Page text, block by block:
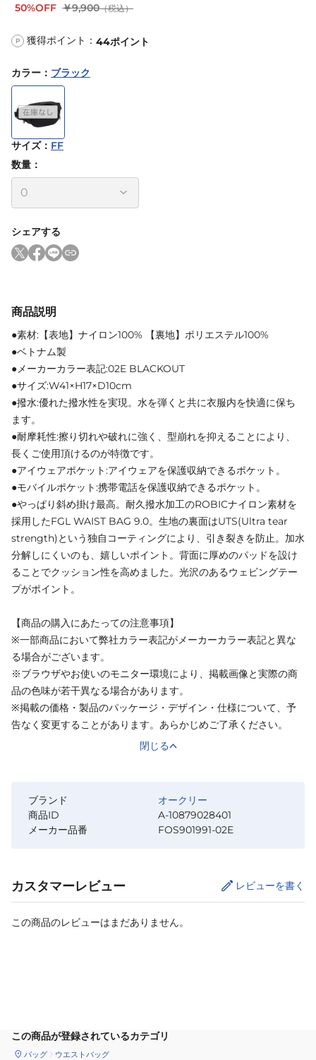
50%OFF ￥9,900（税込）
P 獲得ポイント： 44ポイント
カラー ： ブラック
サイズ： FF
数量：
シェアする
商品説明
●素材:【表地】ナイロン100% 【裏地】ポリエステル100%
●ベトナム製
●メーカーカラー表記:02E BLACKOUT
●サイズ:W41×H17×D10cm
●撥水:優れた撥水性を実現。水を弾くと共に衣服内を快適に保ち
ます。
●耐摩耗性:擦り切れや破れに強く、型崩れを抑えることにより、
長くご使用頂けるのが特徴です。
●アイウェアポケット:アイウェアを保護収納できるポケット。
●モバイルポケット:携帯電話を保護収納できるポケット。
●やっぱり斜め掛け最高。耐久撥水加工のROBICナイロン素材を
採用したFGL WAIST BAG 9.0。生地の裏面はUTS(Ultra tear
strength)という独自コーティングにより、引き裂きを防止。加水
分解しにくいのも、嬉しいポイント。背面に厚めのパッドを設け
ることでクッション性を高めました。光沢のあるウェビングテー
プがポイント。
【商品の購入にあたっての注意事項】
※一部商品において弊社カラー表記がメーカーカラー表記と異な
る場合がございます。
※ブラウザやお使いのモニター環境により、掲載画像と実際の商
品の色味が若干異なる場合があります。
※掲載の価格・製品のパッケージ・デザイン・仕様について、予
告なく変更することがあります。あらかじめご了承ください。
閉じる
ブランド
オークリー
商品ID
A-10879028401
メーカー品番
FOS901991-02E
カスタマーレビュー レビューを書く
この商品のレビューはまだありません。
この商品が登録されているカテゴリ
バッグ ウエストバッグ